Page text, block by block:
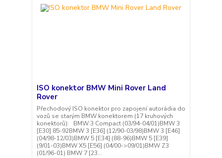
ISO konektor BMW Mini Rover Land
Rover
Přechodový ISO konektor pro zapojení autorádia do
vozů se starým BMW konektorem (17 kruhových
konektorů): BMW 3 Compact (03/94-04/01)BMW 3
[E30] 85-92BMW 3 [E36] (12/90-03/98)BMW 3 [E46]
(04/98-12/03)BMW 5 [E34] (88-96)BMW 5 [E39]
(9/01-03)BMW X5 [E56] (04/00->09/01)BMW Z3
(01/96-01) BMW 7 [23...